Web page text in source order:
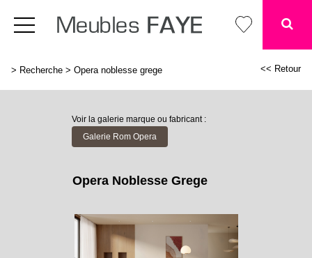
> Recherche > Opera noblesse grege << Retour
Voir la galerie marque ou fabricant :
Galerie Rom Opera
Opera Noblesse Grege